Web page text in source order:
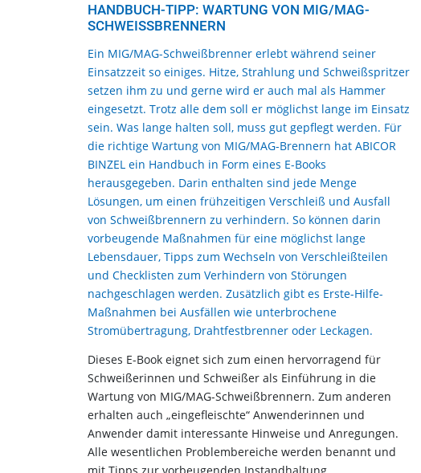
HANDBUCH-TIPP: WARTUNG VON MIG/MAG-
SCHWEISSBRENNERN
Ein MIG/MAG-Schweißbrenner erlebt während seiner
Einsatzzeit so einiges. Hitze, Strahlung und Schweißspritzer
setzen ihm zu und gerne wird er auch mal als Hammer
eingesetzt. Trotz alle dem soll er möglichst lange im Einsatz
sein. Was lange halten soll, muss gut gepflegt werden. Für
die richtige Wartung von MIG/MAG-Brennern hat ABICOR
BINZEL ein Handbuch in Form eines E-Books
herausgegeben. Darin enthalten sind jede Menge
Lösungen, um einen frühzeitigen Verschleiß und Ausfall
von Schweißbrennern zu verhindern. So können darin
vorbeugende Maßnahmen für eine möglichst lange
Lebensdauer, Tipps zum Wechseln von Verschleißteilen
und Checklisten zum Verhindern von Störungen
nachgeschlagen werden. Zusätzlich gibt es Erste-Hilfe-
Maßnahmen bei Ausfällen wie unterbrochene
Stromübertragung, Drahtfestbrenner oder Leckagen.
Dieses E-Book eignet sich zum einen hervorragend für
Schweißerinnen und Schweißer als Einführung in die
Wartung von MIG/MAG-Schweißbrennern. Zum anderen
erhalten auch „eingefleischte“ Anwenderinnen und
Anwender damit interessante Hinweise und Anregungen.
Alle wesentlichen Problembereiche werden benannt und